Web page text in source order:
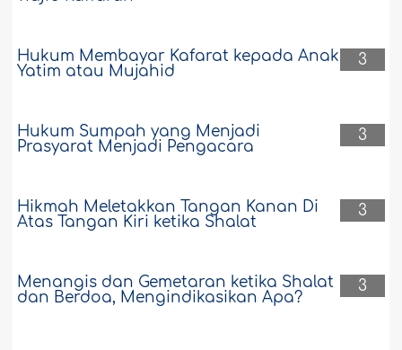
3
Hukum Membayar Kafarat kepada Anak
Yatim atau Mujahid
3
Hukum Sumpah yang Menjadi
Prasyarat Menjadi Pengacara
3
Hikmah Meletakkan Tangan Kanan Di
Atas Tangan Kiri ketika Shalat
3
Menangis dan Gemetaran ketika Shalat
dan Berdoa, Mengindikasikan Apa?